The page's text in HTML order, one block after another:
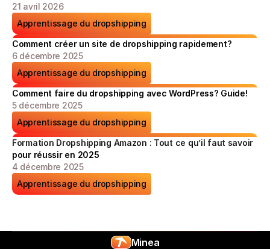
21 avril 2026
Apprentissage du dropshipping
Comment créer un site de dropshipping rapidement?
6 décembre 2025
Apprentissage du dropshipping
Comment faire du dropshipping avec WordPress? Guide!
5 décembre 2025
Apprentissage du dropshipping
Formation Dropshipping Amazon : Tout ce qu’il faut savoir
pour réussir en 2025
4 décembre 2025
Apprentissage du dropshipping
Minea